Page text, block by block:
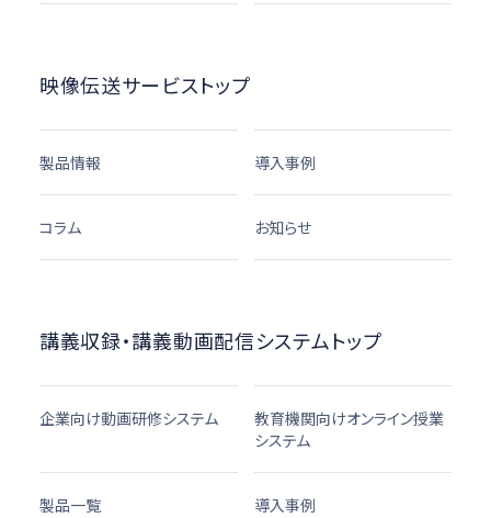
映像伝送サービストップ
製品情報 導入事例
コラム お知らせ
講義収録・講義動画配信システムトップ
企業向け動画研修システム
教育機関向けオンライン授業
システム
製品一覧 導入事例